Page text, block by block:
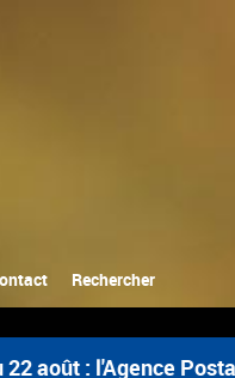
Rechercher
: l'Agence